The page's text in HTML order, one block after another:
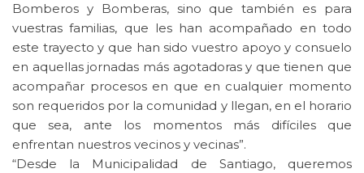
Bomberos y Bomberas, sino que también es para
vuestras familias, que les han acompañado en todo
este trayecto y que han sido vuestro apoyo y consuelo
en aquellas jornadas más agotadoras y que tienen que
acompañar procesos en que en cualquier momento
son requeridos por la comunidad y llegan, en el horario
que sea, ante los momentos más difíciles que
enfrentan nuestros vecinos y vecinas”.
“Desde la Municipalidad de Santiago, queremos